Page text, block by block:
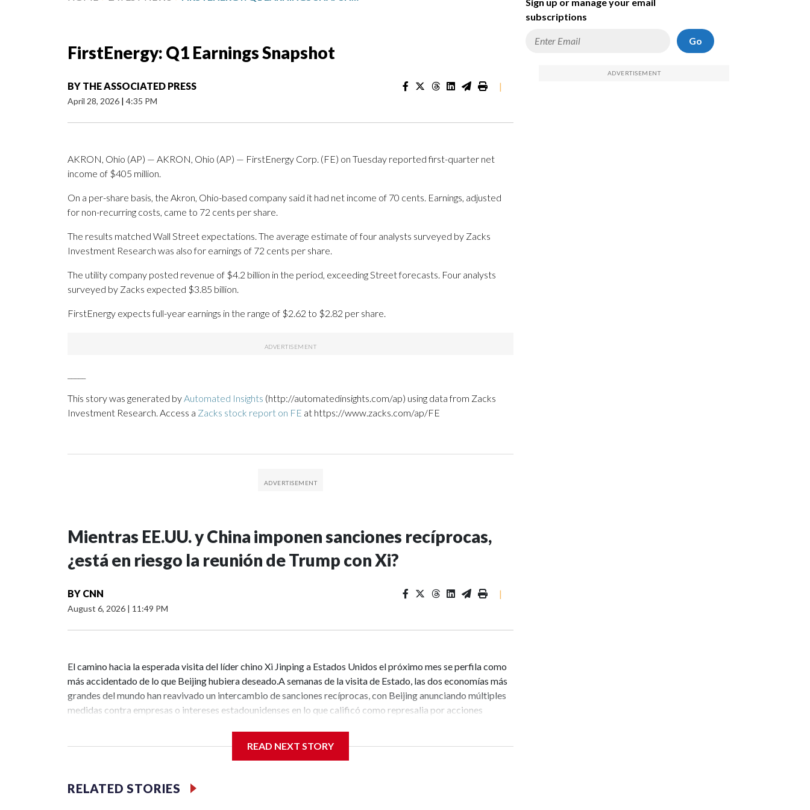
FirstEnergy: Q1 Earnings Snapshot
BY THE ASSOCIATED PRESS
April 28, 2026 | 4:35 PM
|
AKRON, Ohio (AP) — AKRON, Ohio (AP) — FirstEnergy Corp. (FE) on Tuesday reported first-quarter net
income of $405 million.
On a per-share basis, the Akron, Ohio-based company said it had net income of 70 cents. Earnings, adjusted
for non-recurring costs, came to 72 cents per share.
The results matched Wall Street expectations. The average estimate of four analysts surveyed by Zacks
Investment Research was also for earnings of 72 cents per share.
The utility company posted revenue of $4.2 billion in the period, exceeding Street forecasts. Four analysts
surveyed by Zacks expected $3.85 billion.
FirstEnergy expects full-year earnings in the range of $2.62 to $2.82 per share.
This story was generated byAutomated Insights (http://automatedinsights.com/ap) using data from Zacks
Investment Research. Access a Zacks stock report on FE at https://www.zacks.com/ap/FE
Mientras EE.UU. y China imponen sanciones recíprocas,
¿está en riesgo la reunión de Trump con Xi?
BY CNN
August 6, 2026 | 11:49 PM
|
El camino hacia la esperada visita del líder chino Xi Jinping a Estados Unidos el próximo mes se perfila como
más accidentado de lo que Beijing hubiera deseado.A semanas de la visita de Estado, las dos economías más
grandes del mundo han reavivado un intercambio de sanciones recíprocas, con Beijing anunciando múltiples
medidas contra empresas o intereses estadounidenses en lo que calificó como represalia por acciones
incluido a más de 40 empresas chinas en una lista de entidades por presuntas violaciones de derechos
amenazó con sancionar a empresas chinas de inteligencia artificial.Eso dejó a Beijing “sin otra opción que
tomar las contramedidas necesarias”, dijo el miércoles su Ministerio de Comercio al anunciar un paquete que
READ NEXT STORY
RELATED STORIES
subscriptions
Go